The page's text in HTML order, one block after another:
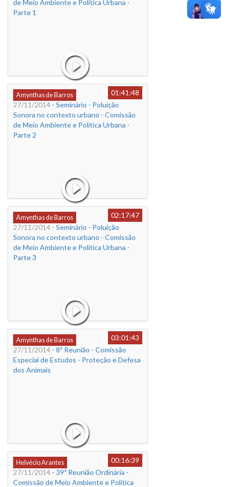
de Meio Ambiente e Política Urbana -
Parte 1
Amynthas de Barros
01:41:48
27/11/2014 - Seminário - Poluição
Sonora no contexto urbano - Comissão
de Meio Ambiente e Política Urbana -
Parte 2
Amynthas de Barros
02:17:47
27/11/2014 - Seminário - Poluição
Sonora no contexto urbano - Comissão
de Meio Ambiente e Política Urbana -
Parte 3
Amynthas de Barros
03:01:43
27/11/2014 - 8ª Reunião - Comissão
Especial de Estudos - Proteção e Defesa
dos Animais
Helvécio Arantes
00:16:39
27/11/2014 - 39ª Reunião Ordinária -
Comissão de Meio Ambiente e Política